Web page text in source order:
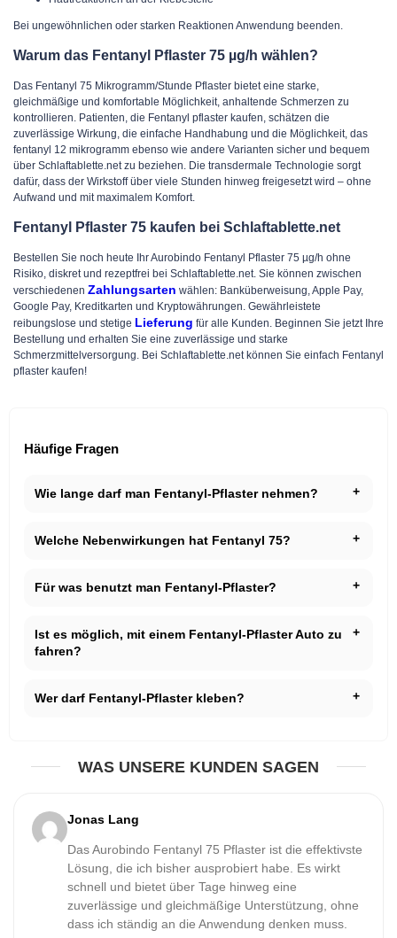
Bei ungewöhnlichen oder starken Reaktionen Anwendung beenden.
Warum das Fentanyl Pflaster 75 µg/h wählen?
Das Fentanyl 75 Mikrogramm/Stunde Pflaster bietet eine starke,
gleichmäßige und komfortable Möglichkeit, anhaltende Schmerzen zu
kontrollieren. Patienten, die Fentanyl pflaster kaufen, schätzen die
zuverlässige Wirkung, die einfache Handhabung und die Möglichkeit, das
fentanyl 12 mikrogramm ebenso wie andere Varianten sicher und bequem
über Schlaftablette.net zu beziehen. Die transdermale Technologie sorgt
dafür, dass der Wirkstoff über viele Stunden hinweg freigesetzt wird – ohne
Aufwand und mit maximalem Komfort.
Fentanyl Pflaster 75 kaufen bei Schlaftablette.net
Bestellen Sie noch heute Ihr Aurobindo Fentanyl Pflaster 75 µg/h ohne
Risiko, diskret und rezeptfrei bei Schlaftablette.net. Sie können zwischen
verschiedenen Zahlungsarten wählen: Banküberweisung, Apple Pay,
Google Pay, Kreditkarten und Kryptowährungen. Gewährleistete
reibungslose und stetige Lieferung für alle Kunden. Beginnen Sie jetzt Ihre
Bestellung und erhalten Sie eine zuverlässige und starke
Schmerzmittelversorgung. Bei Schlaftablette.net können Sie einfach Fentanyl
pflaster kaufen!
Häufige Fragen
Wie lange darf man Fentanyl-Pflaster nehmen?
Welche Nebenwirkungen hat Fentanyl 75?
Für was benutzt man Fentanyl-Pflaster?
Ist es möglich, mit einem Fentanyl-Pflaster Auto zu
fahren?
Wer darf Fentanyl-Pflaster kleben?
WAS UNSERE KUNDEN SAGEN
Jonas Lang
Das Aurobindo Fentanyl 75 Pflaster ist die effektivste
Lösung, die ich bisher ausprobiert habe. Es wirkt
schnell und bietet über Tage hinweg eine
zuverlässige und gleichmäßige Unterstützung, ohne
dass ich ständig an die Anwendung denken muss.